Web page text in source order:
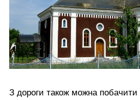
З дороги також можна